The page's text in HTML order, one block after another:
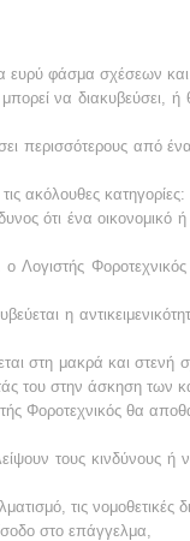
ευρύ φάσμα σχέσεων και
να
περισσότερους από
ακόλουθες κατηγορίες:
ότι ένα
ο Λογιστής
η
στη μακρά και στενή
του στην άσκηση των
Φοροτεχνικός θα
τους κινδύνους
τις νομοθετικές
στο επάγγελμα,